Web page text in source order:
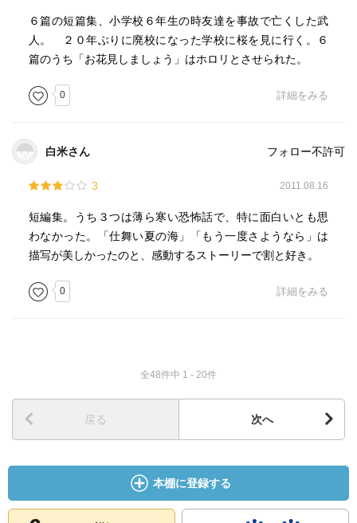
６篇の短篇集、小学校６年生の時友達を事故で亡くした武
人。 ２０年ぶりに廃校になった学校に桜を見に行く。６
篇のうち「お花見しましょう」はホロリとさせられた。
0 詳細をみる
白米さん フォロー不許可
3 2011.08.16
短編集。うち３つは薄ら寒い恐怖話で、特に面白いとも思
わなかった。「仕舞い夏の海」「もう一度さようなら」は
描写が美しかったのと、感動するストーリーで割と好き。
0 詳細をみる
全48件中 1 - 20件
戻る 次へ
本棚に登録する